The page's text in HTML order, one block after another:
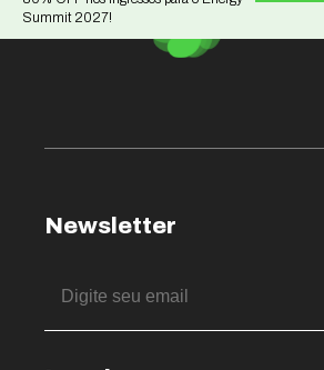
Summit 2027!
Newsletter